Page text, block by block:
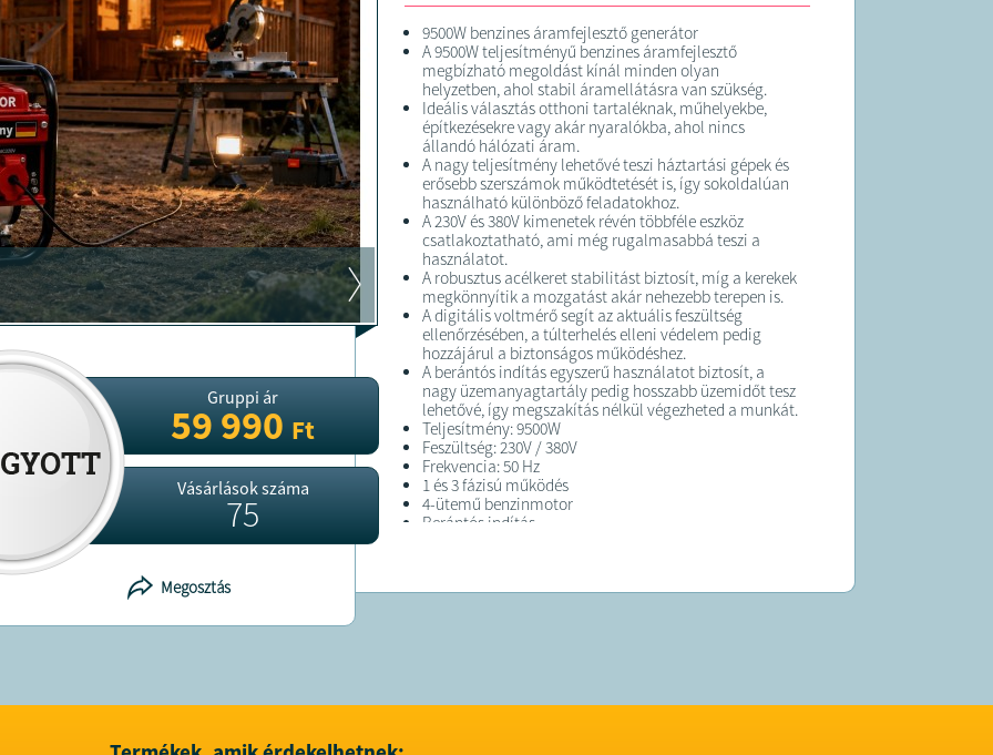
Gruppi ár
59 990Ft
Vásárlások száma
75
Megosztás
9500W benzines áramfejlesztő generátor
A 9500W teljesítményű benzines áramfejlesztő
megbízható megoldást kínál minden olyan
helyzetben, ahol stabil áramellátásra van szükség.
Ideális választás otthoni tartaléknak, műhelyekbe,
építkezésekre vagy akár nyaralókba, ahol nincs
állandó hálózati áram.
A nagy teljesítmény lehetővé teszi háztartási gépek és
erősebb szerszámok működtetését is, így sokoldalúan
használható különböző feladatokhoz.
A 230V és 380V kimenetek révén többféle eszköz
csatlakoztatható, ami még rugalmasabbá teszi a
használatot.
A robusztus acélkeret stabilitást biztosít, míg a kerekek
megkönnyítik a mozgatást akár nehezebb terepen is.
A digitális voltmérő segít az aktuális feszültség
ellenőrzésében, a túlterhelés elleni védelem pedig
hozzájárul a biztonságos működéshez.
A berántós indítás egyszerű használatot biztosít, a
nagy üzemanyagtartály pedig hosszabb üzemidőt tesz
lehetővé, így megszakítás nélkül végezheted a munkát.
Teljesítmény: 9500W
Feszültség: 230V / 380V
Frekvencia: 50 Hz
1 és 3 fázisú működés
4-ütemű benzinmotor
Berántós indítás
Kerekek a könnyű mozgatáshoz